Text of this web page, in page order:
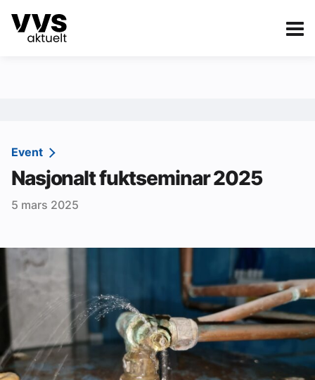
Kategorier
Sanitær
Ventilasjon
Varme og energi
Vann og avløp
Aktuelle prosjekter
Om VVS Aktuelt
Kontakt oss:
Event
Nasjonalt fuktseminar 2025
5 mars 2025